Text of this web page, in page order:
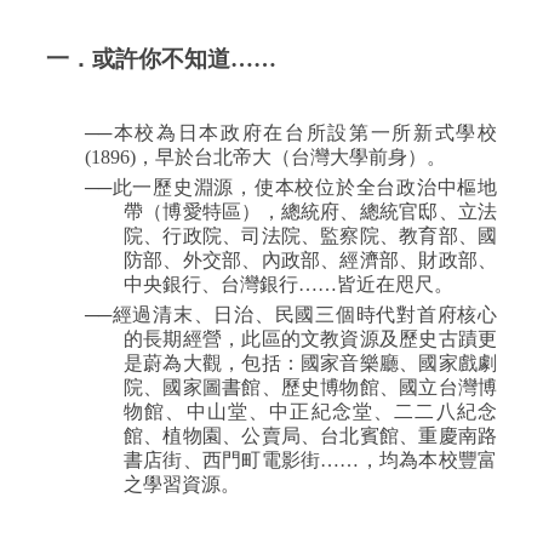
一．或許你不知道……
──本校為日本政府在台所設第一所新式學校
(1896) ，早於台北帝大（台灣大學前身）。
──此一歷史淵源，使本校位於全台政治中樞地
帶（博愛特區），總統府、總統官邸、立法
院、行政院、司法院、監察院、教育部、國
防部、外交部、內政部、經濟部、財政部、
中央銀行、台灣銀行……皆近在咫尺。
──經過清末、日治、民國三個時代對首府核心
的長期經營，此區的文教資源及歷史古蹟更
是蔚為大觀，包括：國家音樂廳、國家戲劇
院、國家圖書館、歷史博物館、國立台灣博
物館、中山堂、中正紀念堂、二二八紀念
館、植物園、公賣局、台北賓館、重慶南路
書店街、西門町電影街……，均為本校豐富
之學習資源。